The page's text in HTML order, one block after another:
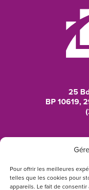
Pour offrir les meilleures
telles que les cookies pour
appareils. Le fait de
25
BP 10619,